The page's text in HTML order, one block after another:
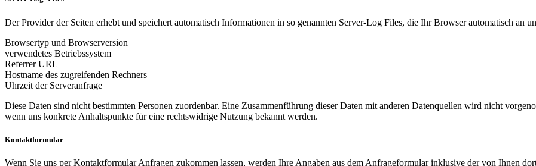
Der Provider der Seiten erhebt und speichert automatisch Informationen in so genannten Server-Log Files, die Ihr Browser automatisch an
Browsertyp und Browserversion
verwendetes Betriebssystem
Referrer URL
Hostname des zugreifenden Rechners
Uhrzeit der Serveranfrage
Diese Daten sind nicht bestimmten Personen zuordenbar. Eine Zusammenführung dieser Daten mit anderen Datenquellen wird nicht
wenn uns konkrete Anhaltspunkte für eine rechtswidrige Nutzung bekannt werden.
Kontaktformular
Wenn Sie uns per Kontaktformular Anfragen zukommen lassen, werden Ihre Angaben aus dem Anfrageformular inklusive der von Ihnen